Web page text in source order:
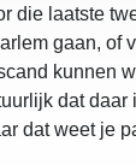
die laatste
gaan, of
kunnen
dat daar
dat weet je